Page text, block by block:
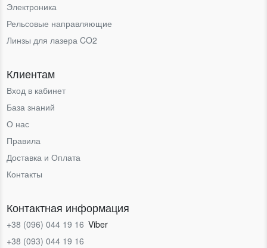
Электроника
Рельсовые направляющие
Линзы для лазера CO2
Клиентам
Вход в кабинет
База знаний
О нас
Правила
Доставка и Оплата
Контакты
Контактная информация
+38 (096) 044 19 16 Viber
+38 (093) 044 19 16